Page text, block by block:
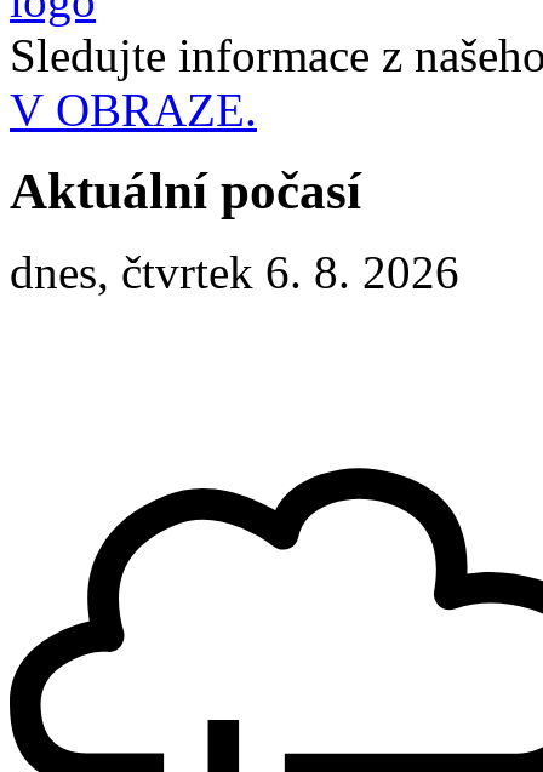
Sledujte informace z
V OBRAZE.
Aktuální počasí
dnes, čtvrtek 6. 8. 2026